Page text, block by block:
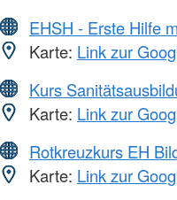
EHSH - Erste Hilfe
Karte: Link zur
Kurs
Karte: Link zur
Rotkreuzkurs EH
Karte: Link zur